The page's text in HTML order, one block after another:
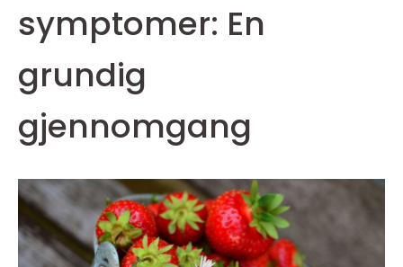
symptomer: En
grundig
gjennomgang